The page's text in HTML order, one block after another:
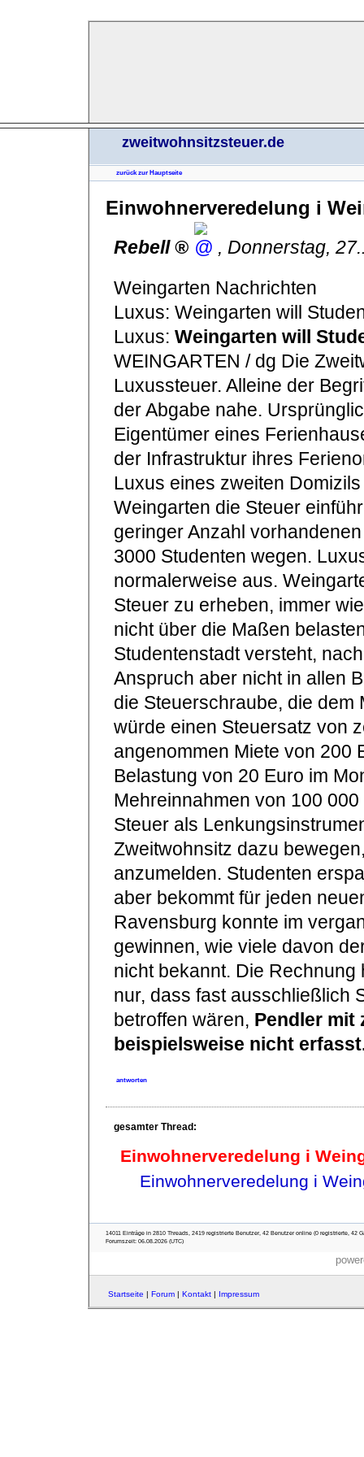
zweitwohnsitzsteuer.de
zurück zur Hauptseite
Einwohnerveredelung i
Rebell
, Donnerstag,
Weingarten Nachrichten
Luxus: Weingarten will
Luxus: Weingarten will
WEINGARTEN / dg Die
Luxussteuer. Alleine der
der Abgabe nahe.
Eigentümer eines
der Infrastruktur ihres
Luxus eines zweiten
Weingarten die Steuer
geringer Anzahl
3000 Studenten wegen.
normalerweise aus.
Steuer zu erheben, immer
nicht über die Maßen
Studentenstadt versteht,
Anspruch aber nicht in allen
die Steuerschraube, die
würde einen Steuersatz von
angenommen Miete von 200
Belastung von 20 Euro im
Mehreinnahmen von 100
Steuer als
Zweitwohnsitz dazu
anzumelden. Studenten
aber bekommt für jeden
Ravensburg konnte im
gewinnen, wie viele davon
nicht bekannt. Die
nur, dass fast ausschließlich
betroffen wären, Pendler mit
beispielsweise nicht
antworten
gesamter Thread:
Einwohnerveredelung i
Einwohnerveredelung i
14011 Einträge in 2810 Threads, 2419 registrierte Benutzer, 42 Benutzer online (0 registrierte, 42
Forumszeit: 06.08.2026 (UTC)
Startseite | Forum| Kontakt| Impressum